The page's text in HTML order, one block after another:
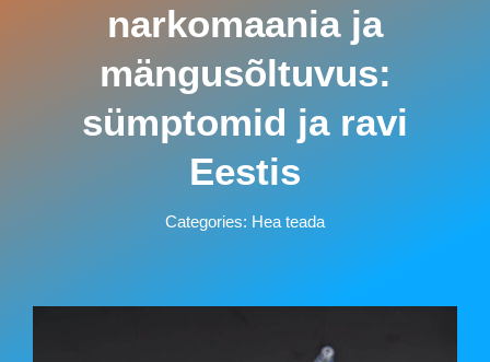
narkomaania ja
mängusõltuvus:
sümptomid ja ravi
Eestis
Categories: Hea teada